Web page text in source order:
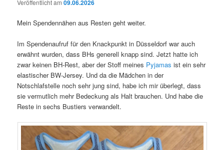
Veröffentlicht am09.06.2026
Mein Spendennähen aus Resten geht weiter.
Im Spendenaufruf für den Knackpunkt in Düsseldorf war auch
erwähnt wurden, dass BHs generell knapp sind. Jetzt hatte ich
zwar keinen BH-Rest, aber der Stoff meines Pyjamas ist ein sehr
elastischer BW-Jersey. Und da die Mädchen in der
Notschlafstelle noch sehr jung sind, habe ich mir überlegt, dass
sie vermutlich mehr Bedeckung als Halt brauchen. Und habe die
Reste in sechs Bustiers verwandelt.